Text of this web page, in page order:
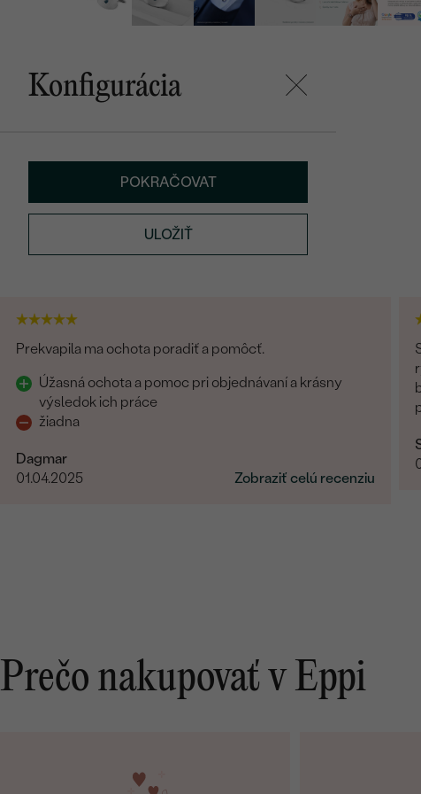
Konfigurácia
POKRAČOVAT
ULOŽIŤ
Prekvapila ma ochota poradiť a pomôcť.
Úžasná ochota a pomoc pri objednávaní a krásny
výsledok ich práce
žiadna
Dagmar
01.04.2025
Zobraziť celú recenziu
Prečo nakupovať v Eppi